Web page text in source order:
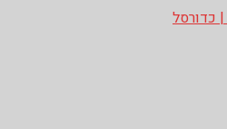
ספורט כדורסל האתר מסקר את
הנבא, ליגת העל בכדורסל ,
>>